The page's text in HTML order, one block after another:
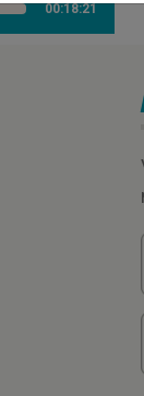
00:18:21